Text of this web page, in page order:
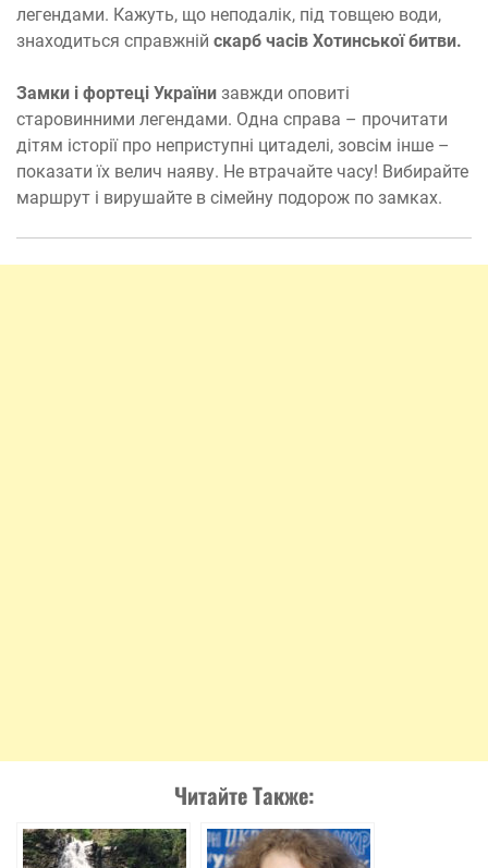
легендами. Кажуть, що неподалік, під товщею води,
знаходиться справжній скарб часів Хотинської битви.
Замки і фортеці України завжди оповиті
старовинними легендами. Одна справа – прочитати
дітям історії про неприступні цитаделі, зовсім інше –
показати їх велич наяву. Не втрачайте часу! Вибирайте
маршрут і вирушайте в сімейну подорож по замках.
Читайте Также: